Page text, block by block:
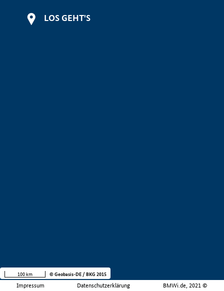
LOS GEHT'S
Impressum Datenschutzerklärung BMWi.de, 2021 ©
100 km © Geobasis-DE / BKG 2015